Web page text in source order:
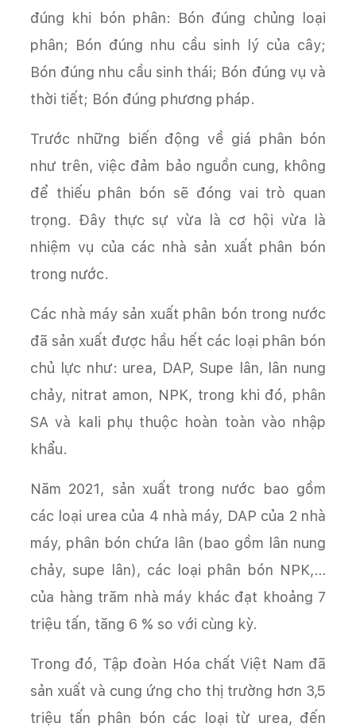
đúng khi bón phân: Bón đúng chủng loại
phân; Bón đúng nhu cầu sinh lý của cây;
Bón đúng nhu cầu sinh thái; Bón đúng vụ và
thời tiết; Bón đúng phương pháp.
Trước những biến động về giá phân bón
như trên, việc đảm bảo nguồn cung, không
để thiếu phân bón sẽ đóng vai trò quan
trọng. Đây thực sự vừa là cơ hội vừa là
nhiệm vụ của các nhà sản xuất phân bón
trong nước.
Các nhà máy sản xuất phân bón trong nước
đã sản xuất được hầu hết các loại phân bón
chủ lực như: urea, DAP, Supe lân, lân nung
chảy, nitrat amon, NPK, trong khi đó, phân
SA và kali phụ thuộc hoàn toàn vào nhập
khẩu.
Năm 2021, sản xuất trong nước bao gồm
các loại urea của 4 nhà máy, DAP của 2 nhà
máy, phân bón chứa lân (bao gồm lân nung
chảy, supe lân), các loại phân bón NPK,…
của hàng trăm nhà máy khác đạt khoảng 7
triệu tấn, tăng 6 % so với cùng kỳ.
Trong đó, Tập đoàn Hóa chất Việt Nam đã
sản xuất và cung ứng cho thị trường hơn 3,5
triệu tấn phân bón các loại từ urea, đến